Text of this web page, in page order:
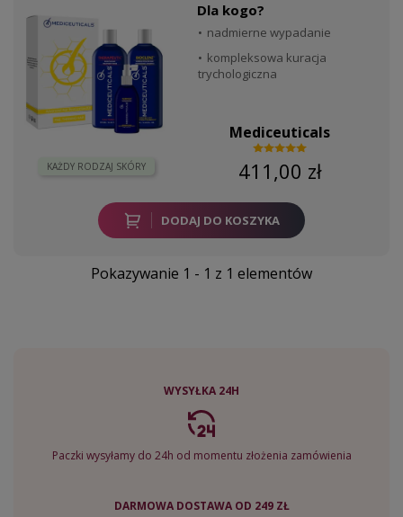
KAŻDY RODZAJ SKÓRY
Dla kogo?
nadmierne wypadanie
kompleksowa kuracja
trychologiczna
Mediceuticals
411,00 zł
DODAJ DO KOSZYKA
Pokazywanie 1 - 1 z 1 elementów
WYSYŁKA 24H
Paczki wysyłamy do 24h od momentu złożenia zamówienia
DARMOWA DOSTAWA OD 249 ZŁ